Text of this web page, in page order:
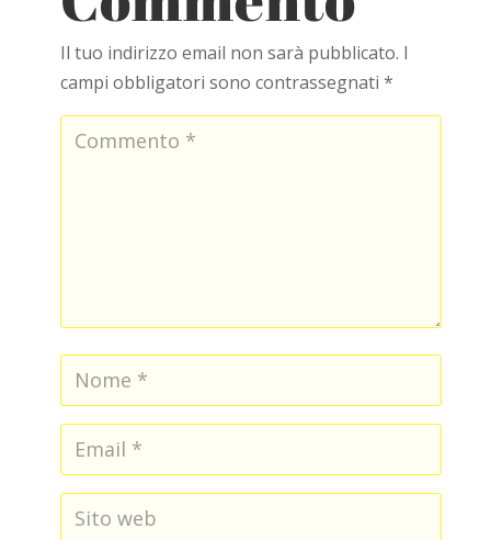
Il tuo indirizzo email non sarà pubblicato. I
campi obbligatori sono contrassegnati *